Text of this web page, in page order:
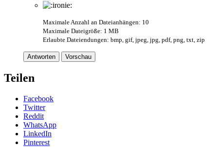
Maximale Anzahl an Dateianhängen: 10
Maximale Dateigröße: 1 MB
Erlaubte Dateiendungen: bmp, gif, jpeg, jpg, pdf, png, txt, zip
Antworten Vorschau
Teilen
Facebook
Twitter
Reddit
WhatsApp
LinkedIn
Pinterest